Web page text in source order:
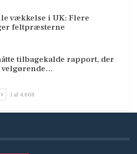
vækkelse i UK: Flere
feltpræsterne
tilbagekalde rapport, der
velgørende…
1 af 4.668